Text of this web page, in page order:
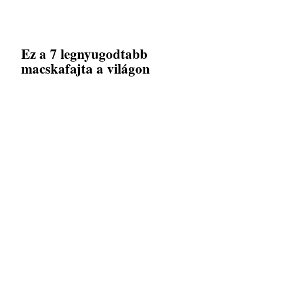
Ez a 7 legnyugodtabb
macskafajta a világon